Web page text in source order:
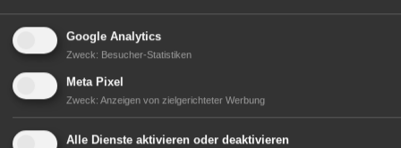
Google Analytics
Zweck: Besucher-Statistiken
Meta Pixel
Zweck: Anzeigen von zielgerichteter Werbung
Alle Dienste aktivieren oder deaktivieren